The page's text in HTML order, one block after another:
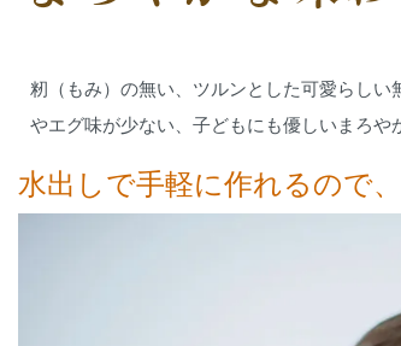
籾（もみ）の無い、ツルンとした可愛らし
やエグ味が少ない、子どもにも優しいまろや
水出しで手軽に作れるので